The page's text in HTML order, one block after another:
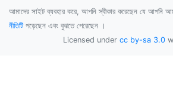
আমাদের সাইট ব্যবহার করে, আপনি স্বীকার করেছেন যে আপনি
নীতিটি পড়েছেন এবং বুঝতে পেরেছেন ।
Licensed under cc by-sa 3.0